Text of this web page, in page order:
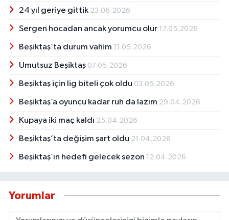
24 yıl geriye gittik 23.06.2026
Sergen hocadan ancak yorumcu olur 17.05.2026
Beşiktaş’ta durum vahim 11.05.2026
Umutsuz Beşiktaş 07.05.2026
Beşiktaş için lig biteli çok oldu 03.05.2026
Beşiktaş’a oyuncu kadar ruh da lazım 29.04.2026
Kupaya iki maç kaldı 25.04.2026
Beşiktaş’ta değişim şart oldu 21.04.2026
Beşiktaş’ın hedefi gelecek sezon 12.04.2026
Yorumlar